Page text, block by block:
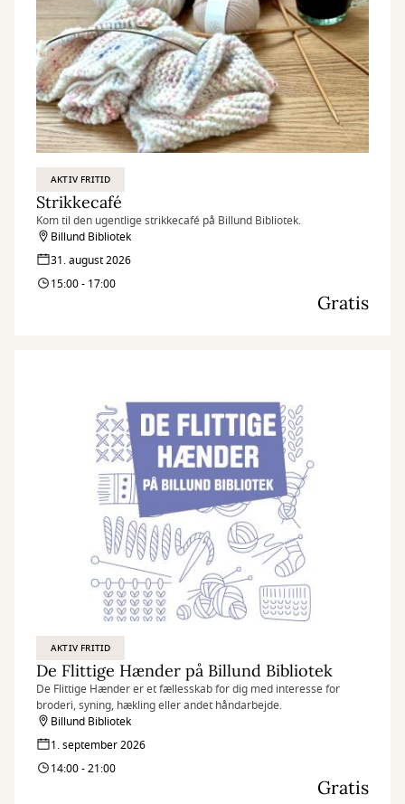
AKTIV FRITID
Strikkecafé
Kom til den ugentlige strikkecafé på Billund Bibliotek.
Billund Bibliotek
31. august 2026
15:00 - 17:00
Gratis
AKTIV FRITID
De Flittige Hænder på Billund Bibliotek
De Flittige Hænder er et fællesskab for dig med interesse for
broderi, syning, hækling eller andet håndarbejde.
Billund Bibliotek
1. september 2026
14:00 - 21:00
Gratis